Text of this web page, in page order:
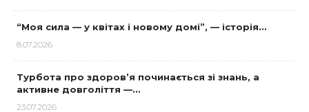
“Моя сила — у квітах і новому домі”, — історія…
8.07.2026
Турбота про здоров’я починається зі знань, а
активне довголіття —…
23.07.2026